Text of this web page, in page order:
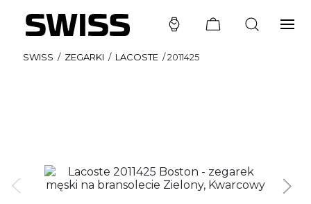
SWISS / ZEGARKI / LACOSTE /2011425